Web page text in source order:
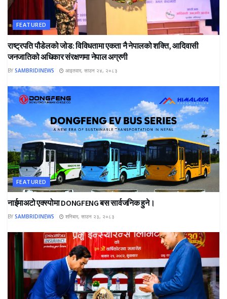
FEATURED
राष्ट्रपति पौडेलको जोड: विविधतामा एकता नै नेपालको शक्ति, आदिवासी
जनजातिको अधिकार संरक्षणमा नेपाल अग्रणी
BY SAMBRIDINEWS आइतवार, साउन २४, २०८३
FEATURED
नाईमाअटो एक्स्पोमा DONGFENG बस सार्वजनिक हुने।
BY SAMBRIDINEWS शनिबार, साउन २३, २०८३